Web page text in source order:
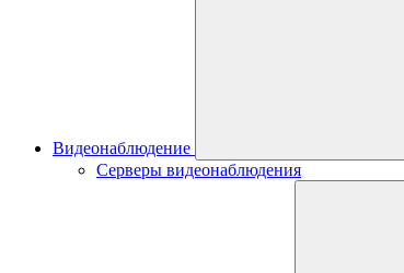
Видеонаблюдение
Серверы видеонаблюдения